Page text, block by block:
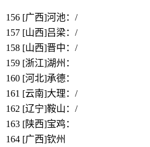
156 [广西]河池：/
157 [山西]吕梁：/
158 [山西]晋中：/
159 [浙江]湖州：
160 [河北]承德：
161 [云南]大理：/
162 [辽宁]鞍山：/
163 [陕西]宝鸡：
164 [广西]钦州